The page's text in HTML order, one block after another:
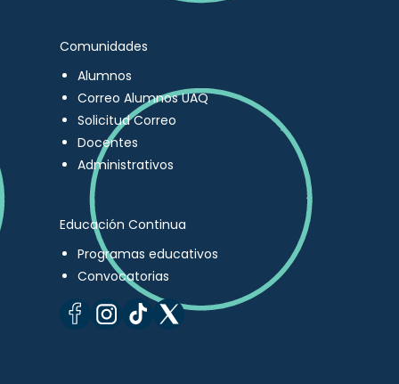
Comunidades
Alumnos
Correo Alumnos UAQ
Solicitud Correo
Docentes
Administrativos
Educación Continua
Programas educativos
Convocatorias